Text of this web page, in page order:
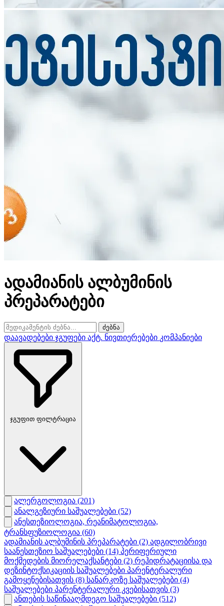
ადამიანის ალბუმინის
პრეპარატები
ძებნა
დაავადებები ჯგუფები აქტ. ნივთიერებები კომპანიები
ჯგუფით ფილტრაცია
ალერგოლოგია (201)
ანალგეზიური საშუალებები (52)
ანესთეზიოლოგია, რეანიმატოლოგია,
ტრანსფუზიოლოგია (60)
ადამიანის ალბუმინის პრეპარატები (2) ადგილობრივი
საანესთეზიო საშუალებები (14) პერიფერიული
მოქმედების მიორელაქსანტები (2) რეჰიდრატაციისა და
დეზინტოქსიკაციის საშუალებები პარენტერალური
გამოყენებისათვის (8) სანარკოზე საშუალებები (4)
საშუალებები პარენტერალური კვებისათვის (3)
ანთების საწინააღმდეგო საშუალებები (512)